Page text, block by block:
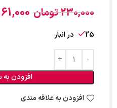
230,000تومان
25 در انبار
افزودن به
افزودن به علاقه مندی